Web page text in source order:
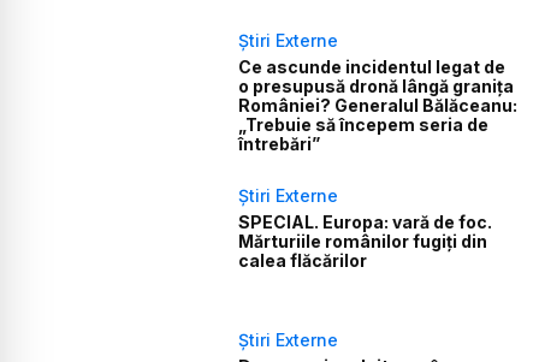
Știri Externe
Ce ascunde incidentul legat de
o presupusă dronă lângă granița
României? Generalul Bălăceanu:
„Trebuie să începem seria de
întrebări”
Știri Externe
SPECIAL. Europa: vară de foc.
Mărturiile românilor fugiți din
calea flăcărilor
Știri Externe